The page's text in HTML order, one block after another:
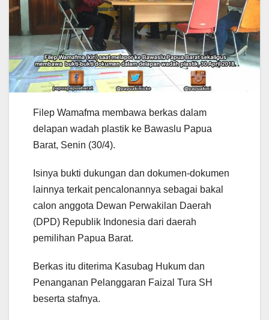
Filep Wamafma membawa berkas dalam
delapan wadah plastik ke Bawaslu Papua
Barat, Senin (30/4).
Isinya bukti dukungan dan dokumen-dokumen
lainnya terkait pencalonannya sebagai bakal
calon anggota Dewan Perwakilan Daerah
(DPD) Republik Indonesia dari daerah
pemilihan Papua Barat.
Berkas itu diterima Kasubag Hukum dan
Penanganan Pelanggaran Faizal Tura SH
beserta stafnya.